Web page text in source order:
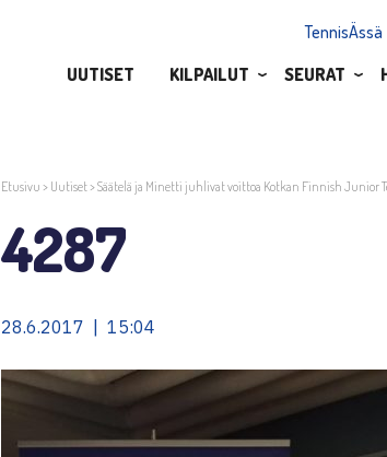
TennisÄssä
UUTISET
KILPAILUT SEURAT
Etusivu > Uutiset>Säätelä ja Minetti juhlivat voittoa Kotkan Finnish Junior
4287
28.6.2017 | 15:04